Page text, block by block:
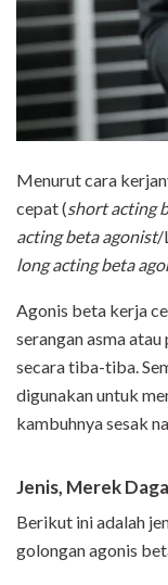
Menurut cara
cepat (short acting
acting beta agonist/
long acting beta
Agonis beta kerja
serangan asma
secara tiba-tiba.
digunakan untuk
kambuhnya sesak
Jenis, Merek
Berikut ini adalah
golongan agonis